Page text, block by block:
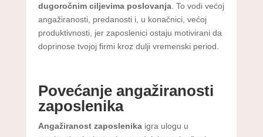
dugoročnim ciljevima poslovanja. To vodi većoj
angažiranosti, predanosti i, u konačnici, većoj
produktivnosti, jer zaposlenici ostaju motivirani da
doprinose tvojoj firmi kroz dulji vremenski period.
Povećanje angažiranosti
zaposlenika
Angažiranost zaposlenikaigra ulogu u